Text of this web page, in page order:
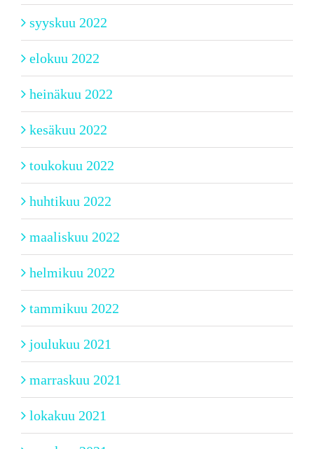
syyskuu 2022
elokuu 2022
heinäkuu 2022
kesäkuu 2022
toukokuu 2022
huhtikuu 2022
maaliskuu 2022
helmikuu 2022
tammikuu 2022
joulukuu 2021
marraskuu 2021
lokakuu 2021